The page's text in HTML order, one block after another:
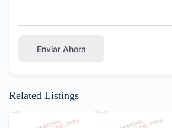
Enviar Ahora
Related Listings